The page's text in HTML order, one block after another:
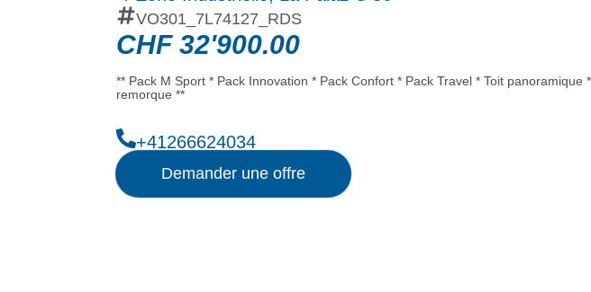
VO301_7L74127_RDS
CHF32'900.00
** Pack M Sport * Pack Innovation * Pack Confort * Pack Travel * Toit panoramique
remorque **
+41266624034
Demander une offre